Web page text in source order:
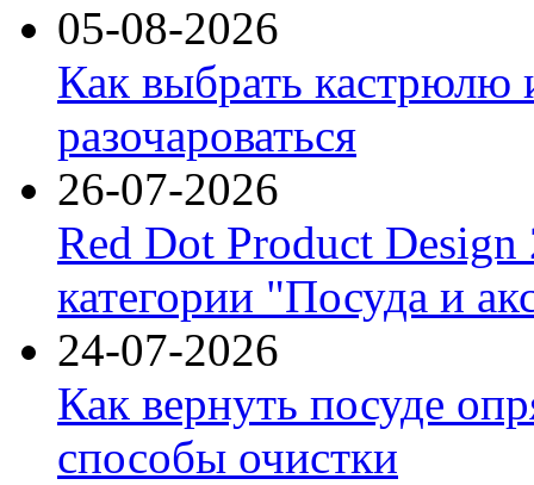
05-08-2026
Как выбрать кастрюлю
разочароваться
26-07-2026
Red Dot Product Design
категории "Посуда и
24-07-2026
Как вернуть посуде
способы очистки